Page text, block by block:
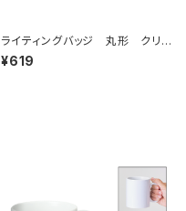
ライティングバッジ 丸形 クリア
MG
¥619